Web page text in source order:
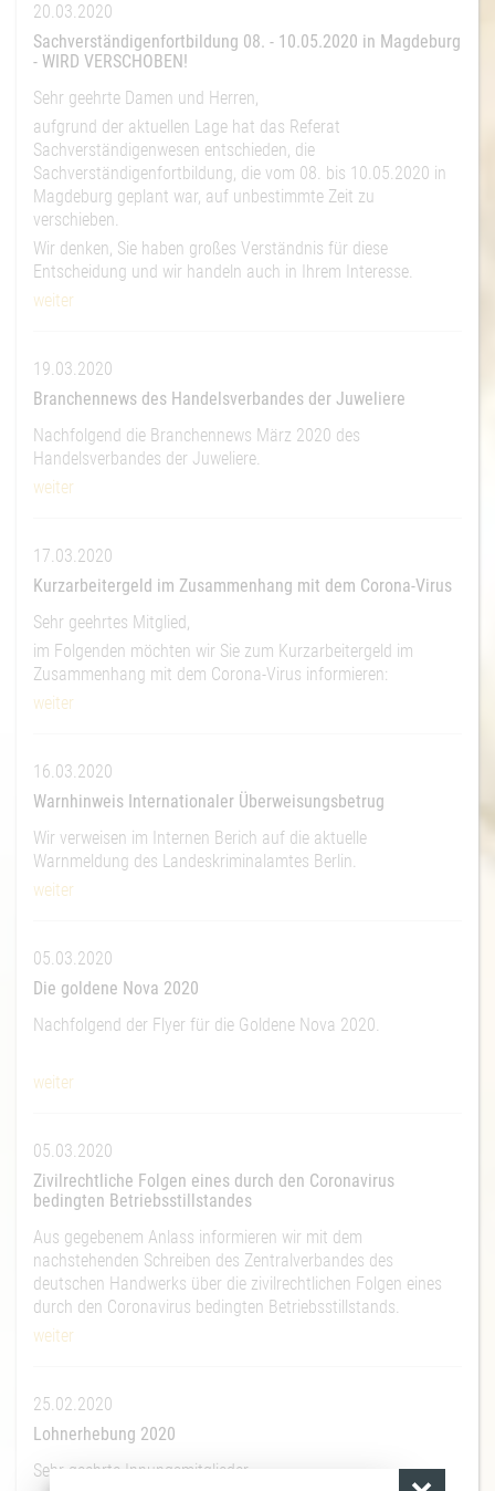
20.03.2020
Sachverständigenfortbildung 08. - 10.05.2020 in Magdeburg
- WIRD VERSCHOBEN!
Sehr geehrte Damen und Herren,
aufgrund der aktuellen Lage hat das Referat
Sachverständigenwesen entschieden, die
Sachverständigenfortbildung, die vom 08. bis 10.05.2020 in
Magdeburg geplant war, auf unbestimmte Zeit zu
verschieben.
Wir denken, Sie haben großes Verständnis für diese
Entscheidung und wir handeln auch in Ihrem Interesse.
weiter
19.03.2020
Branchennews des Handelsverbandes der Juweliere
Nachfolgend die Branchennews März 2020 des
Handelsverbandes der Juweliere.
weiter
17.03.2020
Kurzarbeitergeld im Zusammenhang mit dem Corona-Virus
Sehr geehrtes Mitglied,
im Folgenden möchten wir Sie zum Kurzarbeitergeld im
Zusammenhang mit dem Corona-Virus informieren:
weiter
16.03.2020
Warnhinweis Internationaler Überweisungsbetrug
Wir verweisen im Internen Berich auf die aktuelle
Warnmeldung des Landeskriminalamtes Berlin.
weiter
05.03.2020
Die goldene Nova 2020
Nachfolgend der Flyer für die Goldene Nova 2020.
weiter
05.03.2020
Zivilrechtliche Folgen eines durch den Coronavirus
bedingten Betriebsstillstandes
Aus gegebenem Anlass informieren wir mit dem
nachstehenden Schreiben des Zentralverbandes des
deutschen Handwerks über die zivilrechtlichen Folgen eines
durch den Coronavirus bedingten Betriebsstillstands.
weiter
25.02.2020
Lohnerhebung 2020
Sehr geehrte Innungsmitglieder,